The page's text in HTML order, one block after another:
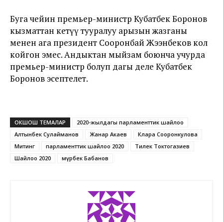
Буга чейин премьер-министр Кубатбек Боронов
кызматтан кетүү тууралуу арызын жазганы
менен ага президент Сооронбай Жээнбеков кол
койгон эмес. Андыктан мыйзам боюнча учурда
премьер-министр болуп дагы деле Кубатбек
Боронов эсептелет.
ОКШОШ ТЕМАЛАР
2020-жылдагы парламенттик шайлоо
Алтынбек Сулайманов
Жанар Акаев
Клара Сооронкулова
Митинг
парламенттик шайлоо 2020
Тилек Токтогазиев
Шайлоо 2020
Өмүрбек Бабанов